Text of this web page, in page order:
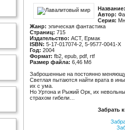
Название:
Автор:
Серия:
Жанр: эпическая фантастика
Страниц: 715
Издательство: АСТ, Ермак
ISBN: 5-17-017074-2, 5-9577-0041-X
Год: 2004
Формат: fb2, epub, pdf, rtf
Размер файла: 6,46 Мб
Заброшенные на постоянно
Светлая пытаются найти врата в
их с ума.
Но Уртона и Рыжий Орк, их
страхом гибели…
Забрать